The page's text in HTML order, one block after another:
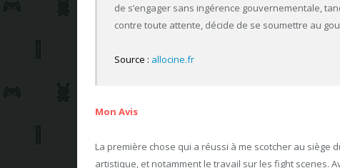
de s’engager sans ingérence gouvernementale,
contre toute attente, décide de se soumettre au
Source : allocine.fr
Mon Avis
La première chose qui a réussi à me scotcher au siège
artistique, et notamment le travail sur les fight scenes.